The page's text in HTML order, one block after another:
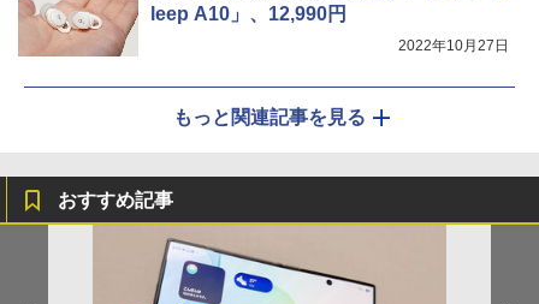
leep A10」、12,990円
2022年10月27日
もっと関連記事を見る
おすすめ記事